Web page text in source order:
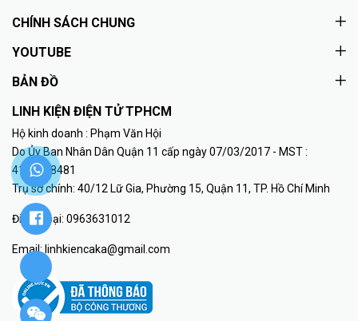
CHÍNH SÁCH CHUNG
YOUTUBE
BẢN ĐỒ
LINH KIỆN ĐIỆN TỬ TPHCM
Hộ kinh doanh : Phạm Văn Hội
Do Ủy Ban Nhân Dân Quận 11 cấp ngày 07/03/2017 - MST :
41K8018481
Trụ sở chính: 40/12 Lữ Gia, Phường 15, Quận 11, TP. Hồ Chí Minh
Điện thoại: 0963631012
Email:linhkiencaka@gmail.com